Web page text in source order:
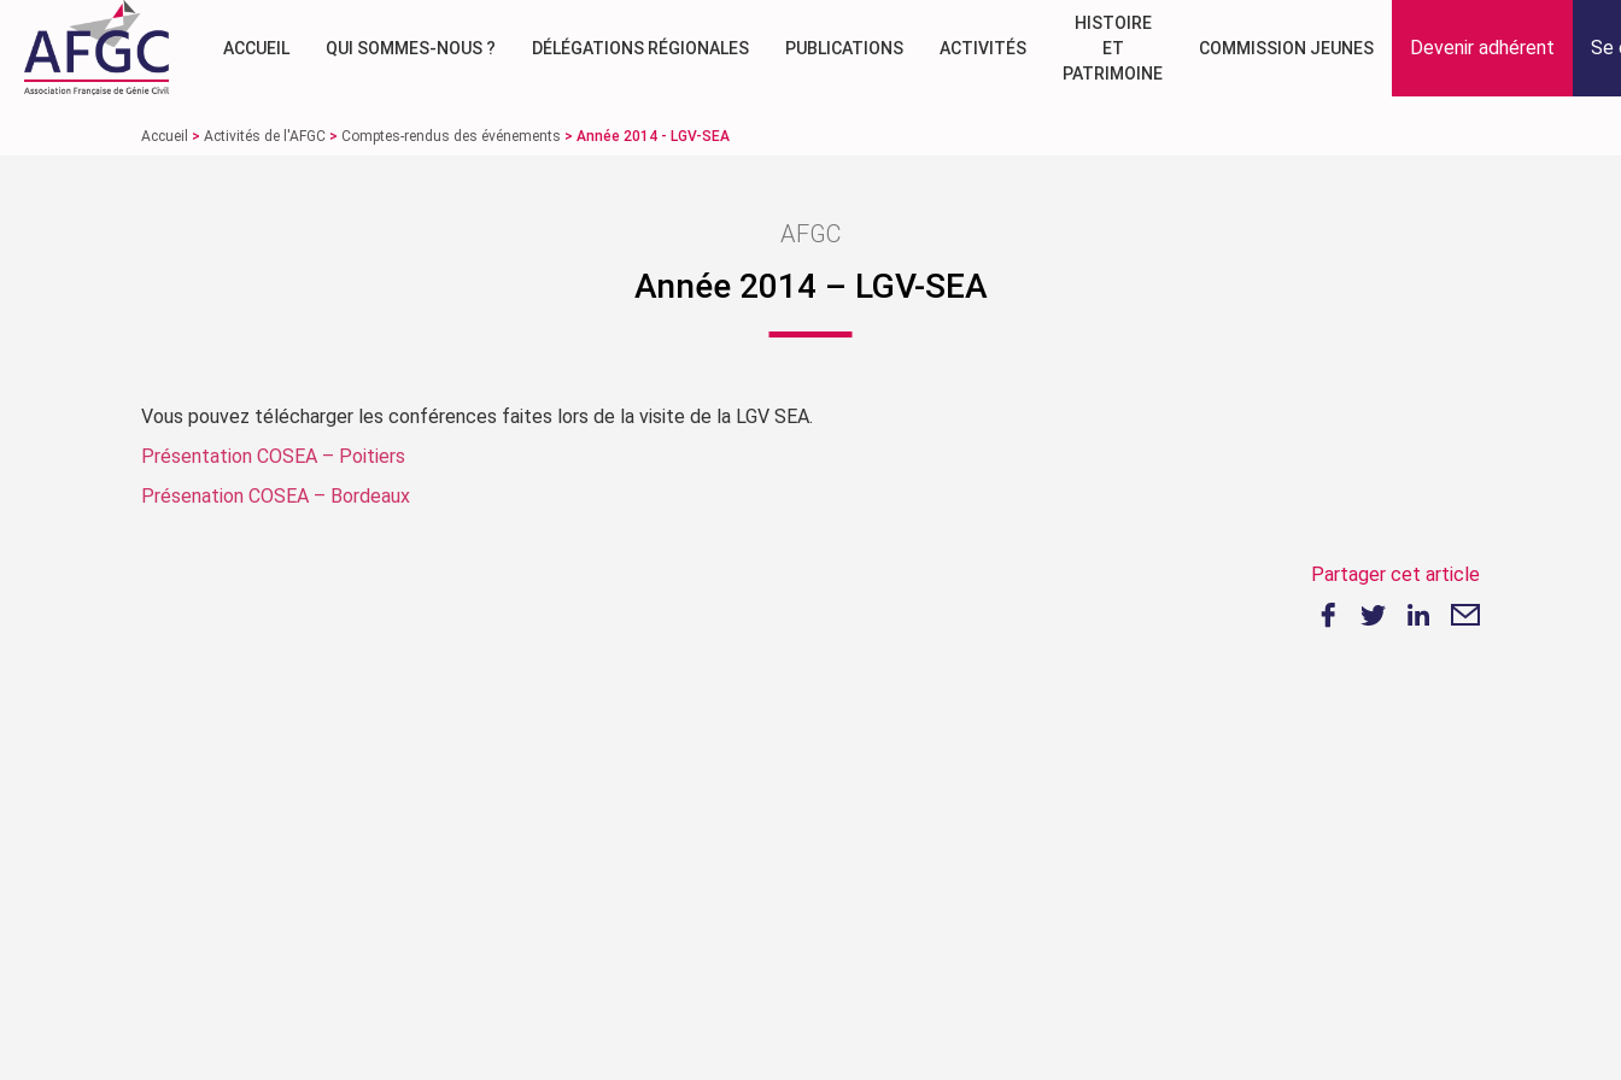
ACCUEIL QUI SOMMES-NOUS ? DÉLÉGATIONS RÉGIONALES PUBLICATIONS ACTIVITÉS
HISTOIRE
ET
PATRIMOINE
COMMISSION JEUNES Devenir adhérent Se
Accueil > Activités de l'AFGC > Comptes-rendus des événements > Année 2014 - LGV-SEA
AFGC
Année 2014 – LGV-SEA
Vous pouvez télécharger les conférences faites lors de la visite de la LGV SEA.
Présentation COSEA – Poitiers
Présenation COSEA – Bordeaux
Partager cet article